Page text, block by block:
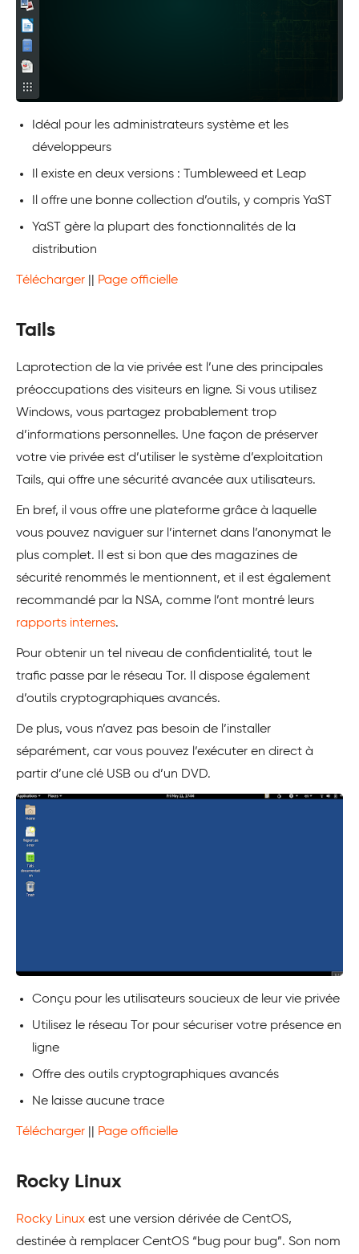
Idéal pour les administrateurs système et les
développeurs
Il existe en deux versions : Tumbleweed et Leap
Il offre une bonne collection d’outils, y compris YaST
YaST gère la plupart des fonctionnalités de la
distribution
Télécharger Page officielle
Tails
Laprotection de la vie privée est l’une des principales
préoccupations des visiteurs en ligne. Si vous utilisez
Windows, vous partagez probablement trop
d’informations personnelles. Une façon de préserver
votre vie privée est d’utiliser le système d’exploitation
Tails, qui offre une sécurité avancée aux utilisateurs.
En bref, il vous offre une plateforme grâce à laquelle
vous pouvez naviguer sur l’internet dans l’anonymat le
plus complet. Il est si bon que des magazines de
sécurité renommés le mentionnent, et il est également
recommandé par la NSA, comme l’ont montré leurs
rapports internes.
Pour obtenir un tel niveau de confidentialité, tout le
trafic passe par le réseau Tor. Il dispose également
d’outils cryptographiques avancés.
De plus, vous n’avez pas besoin de l’installer
séparément, car vous pouvez l’exécuter en direct à
partir d’une clé USB ou d’un DVD.
Conçu pour les utilisateurs soucieux de leur vie privée
Utilisez le réseau Tor pour sécuriser votre présence en
ligne
Offre des outils cryptographiques avancés
Ne laisse aucune trace
Télécharger Page officielle
Rocky Linux
Rocky Linux est une version dérivée de CentOS,
destinée à remplacer CentOS “bug pour bug”. Son nom